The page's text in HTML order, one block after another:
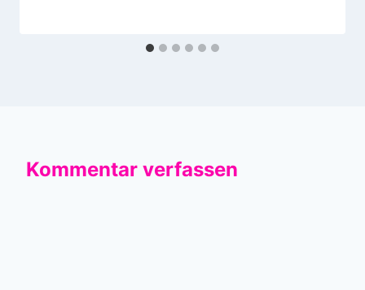
Kommentar verfassen